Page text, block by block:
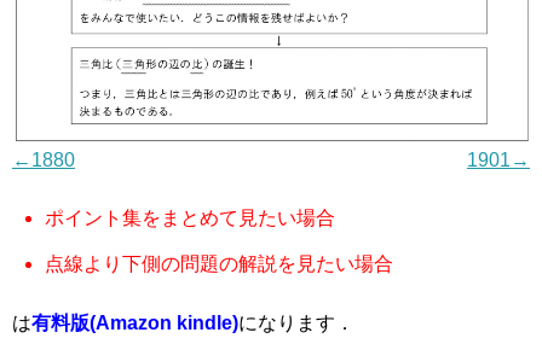
←1880 1901→
ポイント集をまとめて見たい場合
点線より下側の問題の解説を見たい場合
は有料版(Amazon kindle)になります．